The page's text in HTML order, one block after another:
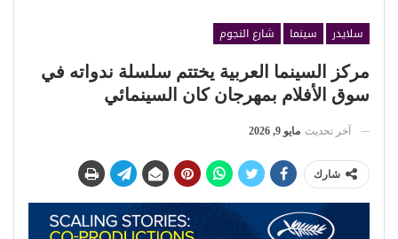
سلايدر سينما
شارع النجوم
مركز السينما العربية يختتم سلسلة ندواته في
سوق الأفلام بمهرجان كان السينمائي
آخر تحديث مايو 9, 2026
شارك